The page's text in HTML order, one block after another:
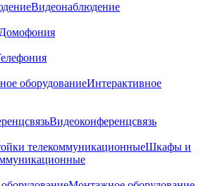
Видеонаблюдение
Домофония
Интерактивное
Видеоконференцсвязь
Шкафы и